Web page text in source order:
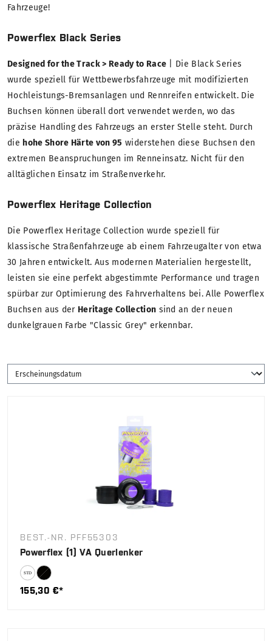
Fahrzeuge!
Powerflex Black Series
Designed for the Track > Ready to Race | Die Black Series
wurde speziell für Wettbewerbsfahrzeuge mit modifizierten
Hochleistungs-Bremsanlagen und Rennreifen entwickelt. Die
Buchsen können überall dort verwendet werden, wo das
präzise Handling des Fahrzeugs an erster Stelle steht. Durch
die hohe Shore Härte von 95 widerstehen diese Buchsen den
extremen Beanspruchungen im Renneinsatz. Nicht für den
alltäglichen Einsatz im Straßenverkehr.
Powerflex Heritage Collection
Die Powerflex Heritage Collection wurde speziell für
klassische Straßenfahrzeuge ab einem Fahrzeugalter von etwa
30 Jahren entwickelt. Aus modernen Materialien hergestellt,
leisten sie eine perfekt abgestimmte Performance und tragen
spürbar zur Optimierung des Fahrverhaltens bei. Alle Powerflex
Buchsen aus der Heritage Collection sind an der neuen
dunkelgrauen Farbe "Classic Grey" erkennbar.
BEST.-NR. PFF55303
Powerflex (1) VA Querlenker
155,30 €*